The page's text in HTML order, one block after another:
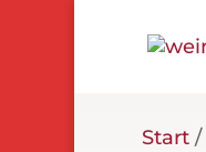
Start/